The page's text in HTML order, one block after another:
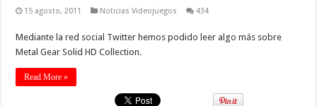
15 agosto, 2011 Noticias Videojuegos 434
Mediante la red social Twitter hemos podido leer algo más sobre
Metal Gear Solid HD Collection.
Read More »